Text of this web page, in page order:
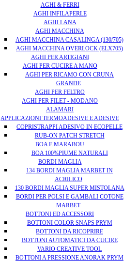
AGHI & FERRI
AGHI INFILAPERLE
AGHI LANA
AGHI MACCHINA
AGHI MACCHINA CASALINGA (130/705)
AGHI MACCHINA OVERLOCK (ELX705)
AGHI PER ARTIGIANI
AGHI PER CUCIRE A MANO
AGHI PER RICAMO CON CRUNA
GRANDE
AGHI PER FELTRO
AGHI PER FILET - MODANO
ALAMARI
APPLICAZIONI TERMOADESIVE E ADESIVE
COPRISTRAPPI ADESIVO IN ECOPELLE
RUB-ON PATCH STRETCH
BOA E MARABOU
BOA 100%PIUME NATURALI
BORDI MAGLIA
134 BORDI MAGLIA MARBET IN
ACRILICO
130 BORDI MAGLIA SUPER MISTOLANA
BORDI PER POLSI E GAMBALI COTONE
MARBET
BOTTONI ED ACCESSORI
BOTTONI COLOR SNAPS PRYM
BOTTONI DA RICOPRIRE
BOTTONI AUTOMATICI DA CUCIRE
VARIO CREATIVE TOOL
BOTTONI A PRESSIONE ANORAK PRYM